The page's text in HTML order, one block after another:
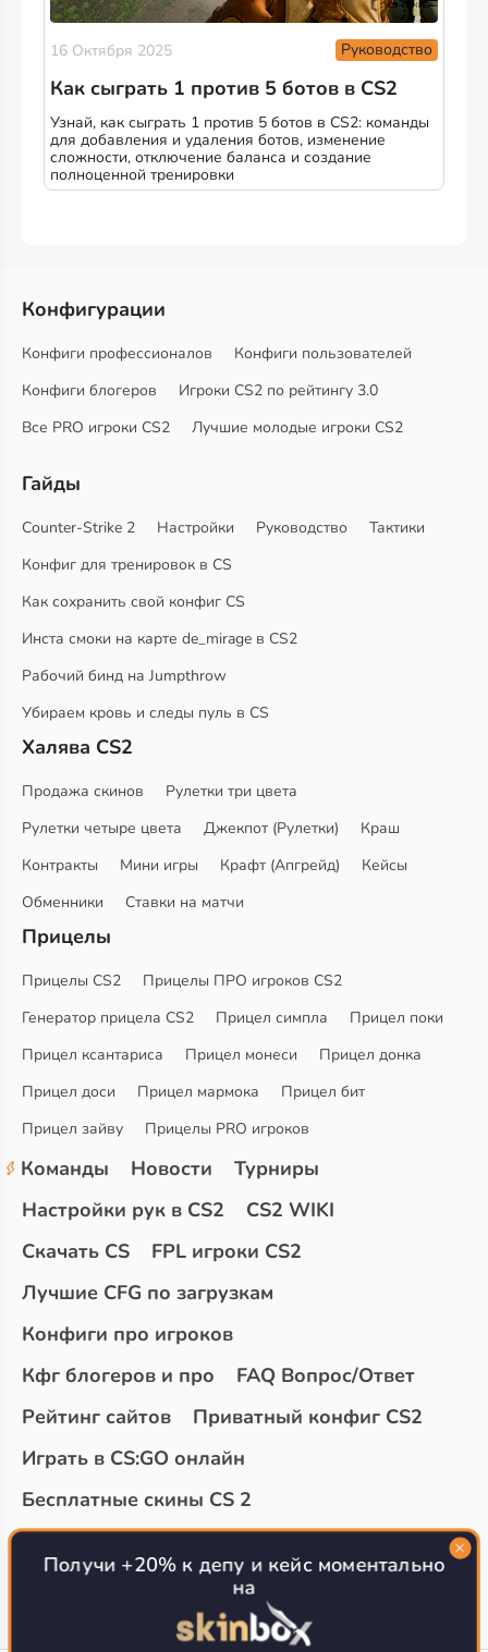
16 Октября 2025 Руководство
Как сыграть 1 против 5 ботов в CS2
Узнай, как сыграть 1 против 5 ботов в CS2: команды
для добавления и удаления ботов, изменение
сложности, отключение баланса и создание
полноценной тренировки
Конфигурации
Конфиги профессионалов
Конфиги пользователей
Конфиги блогеров
Игроки CS2 по рейтингу 3.0
Все PRO игроки CS2
Лучшие молодые игроки CS2
Гайды
Counter-Strike 2 Настройки Руководство
Тактики
Конфиг для тренировок в CS
Как сохранить свой конфиг CS
Инста смоки на карте de_mirage в CS2
Рабочий бинд на Jumpthrow
Убираем кровь и следы пуль в CS
Халява CS2
Продажа скинов
Рулетки три цвета
Рулетки четыре цвета
Джекпот (Рулетки)
Краш
Контракты
Мини игры Крафт (Апгрейд)
Кейсы
Обменники
Ставки на матчи
Прицелы
Прицелы CS2
Прицелы ПРО игроков CS2
Генератор прицела CS2
Прицел симпла
Прицел поки
Прицел ксантариса
Прицел монеси
Прицел донка
Прицел доси
Прицел мармока
Прицел бит
Прицел зайву
Прицелы PRO игроков
Команды Новости
Турниры
Настройки рук в CS2
CS2 WIKI
Скачать CS
FPL игроки CS2
Лучшие CFG по загрузкам
Конфиги про игроков
Кфг блогеров и про
FAQ Вопрос/Ответ
Рейтинг сайтов
Приватный конфиг CS2
Играть в CS:GO онлайн
Бесплатные скины CS 2
Топ сайтов с халявой КС 2
О проекте
Получи +20% к депу и кейс моментально
на